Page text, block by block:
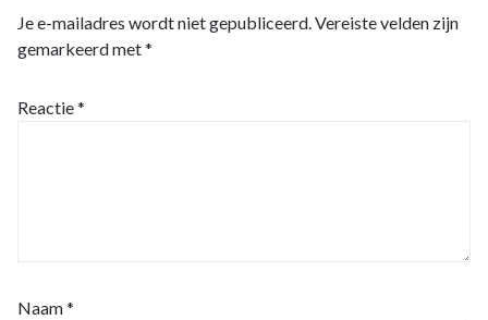
Je e-mailadres wordt niet gepubliceerd. Vereiste velden zijn
gemarkeerd met*
Reactie*
Naam*